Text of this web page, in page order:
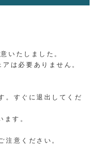
いたしました。
は必要ありません。
。すぐに退出してくだ
す。
注意ください。